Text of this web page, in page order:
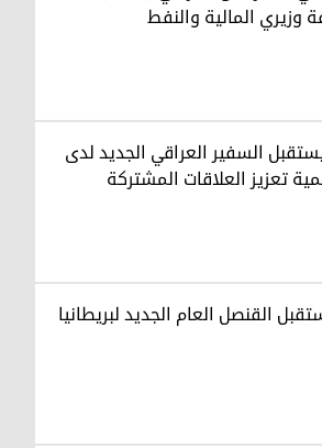
وزيري المالية والنفط
يستقبل السفير العراقي الجديد لدى
تعزيز العلاقات المشتركة
القنصل العام الجديد لبريطانيا